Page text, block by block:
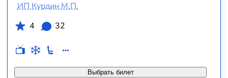
Выбрать билет
ИП Курдин М.П.
4
32